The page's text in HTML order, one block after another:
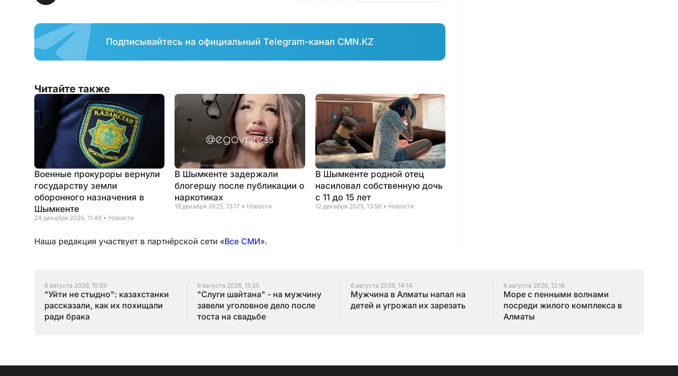
Подписывайтесь на официальный Telegram-канал CMN.KZ
Читайте также
Военные прокуроры вернули
государству земли
оборонного назначения в
Шымкенте
24 декабря 2025, 11:46 Новости
В Шымкенте задержали
блогершу после публикации о
наркотиках
19 декабря 2025, 13:17 Новости
В Шымкенте родной отец
насиловал собственную дочь
с 11 до 15 лет
12 декабря 2025, 13:56 Новости
Наша редакция участвует в партнёрской сети «Все СМИ».
6 августа 2026, 15:59
"Уйти не стыдно": казахстанки
рассказали, как их похищали
ради брака
6 августа 2026, 15:25
"Слуги шайтана" - на мужчину
завели уголовное дело после
тоста на свадьбе
6 августа 2026, 14:14
Мужчина в Алматы напал на
детей и угрожал их зарезать
6 августа 2026, 12:18
Море с пенными волнами
посреди жилого комплекса в
Алматы